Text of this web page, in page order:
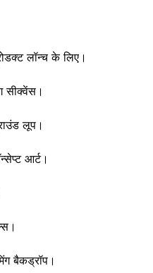
लॉन्च के लिए।
सीक्वेंस।
लूप।
आर्ट।
बैकड्रॉप।